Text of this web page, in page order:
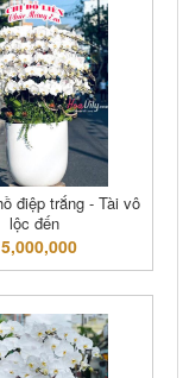
điệp trắng - Tài vô
lộc đến